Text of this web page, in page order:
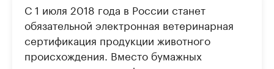
С 1 июля 2018 года в России станет
обязательной электронная ветеринарная
сертификация продукции животного
происхождения. ​Вместо бумажных